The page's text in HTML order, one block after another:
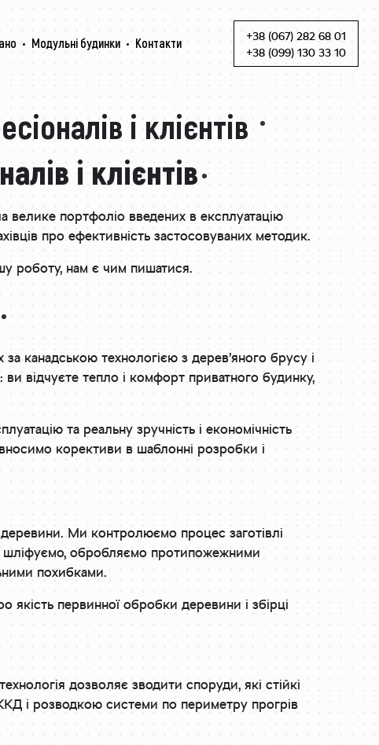
Модульні будинки Контакти Skip to content
+38 (067) 282 68 01
+38 (099) 130 33 10
і клієнтів
і клієнтів
велике портфоліо введених в експлуатацію
про ефективність застосовуваних методик.
роботу, нам є чим пишатися.
канадською технологією з дерев’яного брусу і
відчуєте тепло і комфорт приватного будинку,
та реальну зручність і економічність
корективи в шаблонні розробки і
Ми контролюємо процес заготівлі
шліфуємо, обробляємо протипожежними
похибками.
якість первинної обробки деревини і збірці
дозволяє зводити споруди, які стійкі
і розводкою системи по периметру прогрів